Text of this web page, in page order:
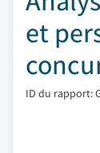
et
ID du rapport: